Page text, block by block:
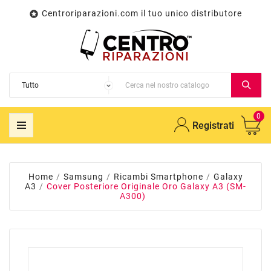
 Centroriparazioni.com il tuo unico distributore
Registrati
0
Home Samsung Ricambi Smartphone
Galaxy
A3
Cover Posteriore Originale Oro Galaxy A3 (SM-
A300)